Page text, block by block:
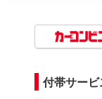
付帯サービ